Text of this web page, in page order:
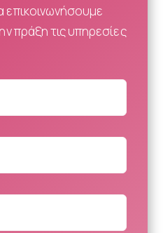
επικοινωνήσουμε
πράξη τις υπηρεσίες